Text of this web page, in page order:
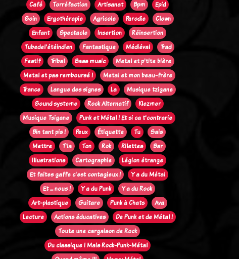
Café
Torréfaction Artisanat Bpm
Epid
Soin
Ergothérapie Agricole Parodie
Clown
Enfant
Spectacle Insertion
Réinsertion
Tubedel'étéindien
Fantastique Médiéval
Trad
Festif
Tribal Bass music
Metal et p'tite bière
Metal et pas remboursé !
Metal et mon beau-frère
Trance
Langue des signes La
Musique tzigane
Sound systeme
Rock Alternatif
Klezmer
Musique Tsigane
Punk et Métal ! Et si ca t'contrarie
Bin tant pis !
Peux Étiquette Tu
Sais
Mettre
T'la Ton Rok Rilettes
Bar
Illustrations
Cartographie
Légion étrange
Et faites gaffe c'est contagieux !
Y a du Métal
Et ... nous !
Y a du Punk
Y a du Rock
Art-plastique
Guitare Punk à Chats
Ava
Lecture
Actions éducatives
De Punk et de Métal !
Toute une cargaison de Rock
Du classique ! Mais Rock-Punk-Métal